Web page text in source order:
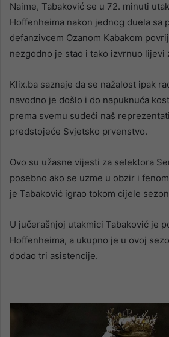
Naime, Tabaković se u 72. minuti
Hoffenheima nakon jednog duela sa
defanzivcem Ozanom Kabakom
nezgodno je stao i tako izvrnuo lijevi
Klix.ba saznaje da se nažalost ipak
navodno je došlo i do napuknuća
prema svemu sudeći naš
predstojeće Svjetsko prvenstvo.
Ovo su užasne vijesti za selektora
posebno ako se uzme u obzir i
je Tabaković igrao tokom cijele
U jučerašnjoj utakmici Tabaković je
Hoffenheima, a ukupno je u ovoj
dodao tri asistencije.